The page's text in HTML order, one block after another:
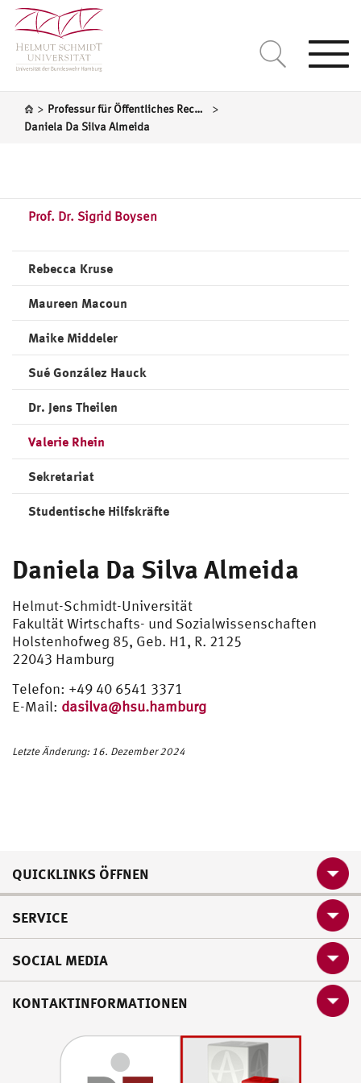
> Professur für Öffentliches Recht, insbesondere Völkerrecht und Europarecht >
Daniela Da Silva Almeida
Prof. Dr. Sigrid Boysen
Rebecca Kruse
Maureen Macoun
Maike Middeler
Sué González Hauck
Dr. Jens Theilen
Valerie Rhein
Sekretariat
Studentische Hilfskräfte
Daniela Da Silva Almeida
Helmut-Schmidt-Universität
Fakultät Wirtschafts- und Sozialwissenschaften
Holstenhofweg 85, Geb. H1, R. 2125
22043 Hamburg
Telefon: +49 40 6541 3371
E-Mail: dasilva@hsu.hamburg
Letzte Änderung: 16. Dezember 2024
QUICKLINKS ÖFFNEN
SERVICE
SOCIAL MEDIA
KONTAKTINFORMATIONEN